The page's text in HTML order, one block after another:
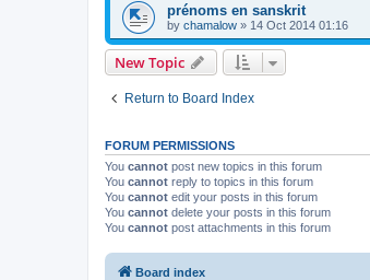
prénoms en sanskrit
by chamalow » 14 Oct 2014 01:16
New Topic
Return to Board Index
FORUM PERMISSIONS
You cannot post new topics in this forum
You cannot reply to topics in this forum
You cannot edit your posts in this forum
You cannot delete your posts in this forum
You cannot post attachments in this forum
Board index